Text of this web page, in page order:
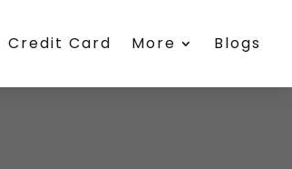
Credit Card More Blogs